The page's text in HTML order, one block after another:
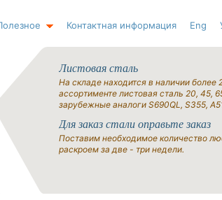
Контактная информация Eng
Листовая сталь
На складе находится в наличии
ассортименте листовая сталь 20,
зарубежные аналоги S690QL, S355,
Для заказ стали оправьте заказ
Поставим необходимое количество
раскроем за две - три недели.